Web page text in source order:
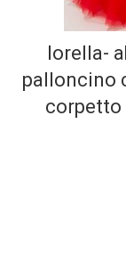
lorella-
palloncino
corpetto